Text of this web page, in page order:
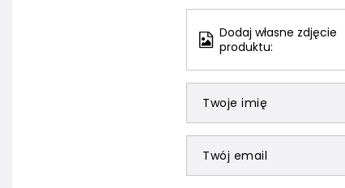
Dodaj własne zdjęcie
produktu:
Twoje imię
Twój email